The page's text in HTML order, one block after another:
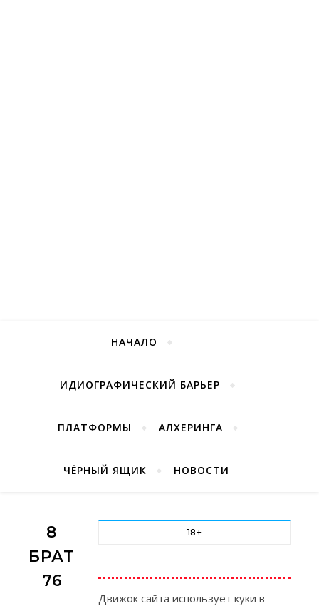
НАЧАЛО
ИДИОГРАФИЧЕСКИЙ БАРЬЕР
ПЛАТФОРМЫ АЛХЕРИНГА
ЧЁРНЫЙ ЯЩИК НОВОСТИ
8
БРАТЬЕВ
76
18+
Движок сайта использует куки в